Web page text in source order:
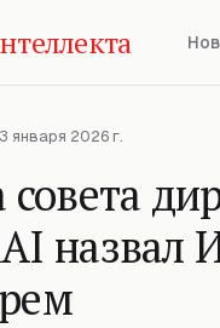
января 2026 г.
совета
назвал